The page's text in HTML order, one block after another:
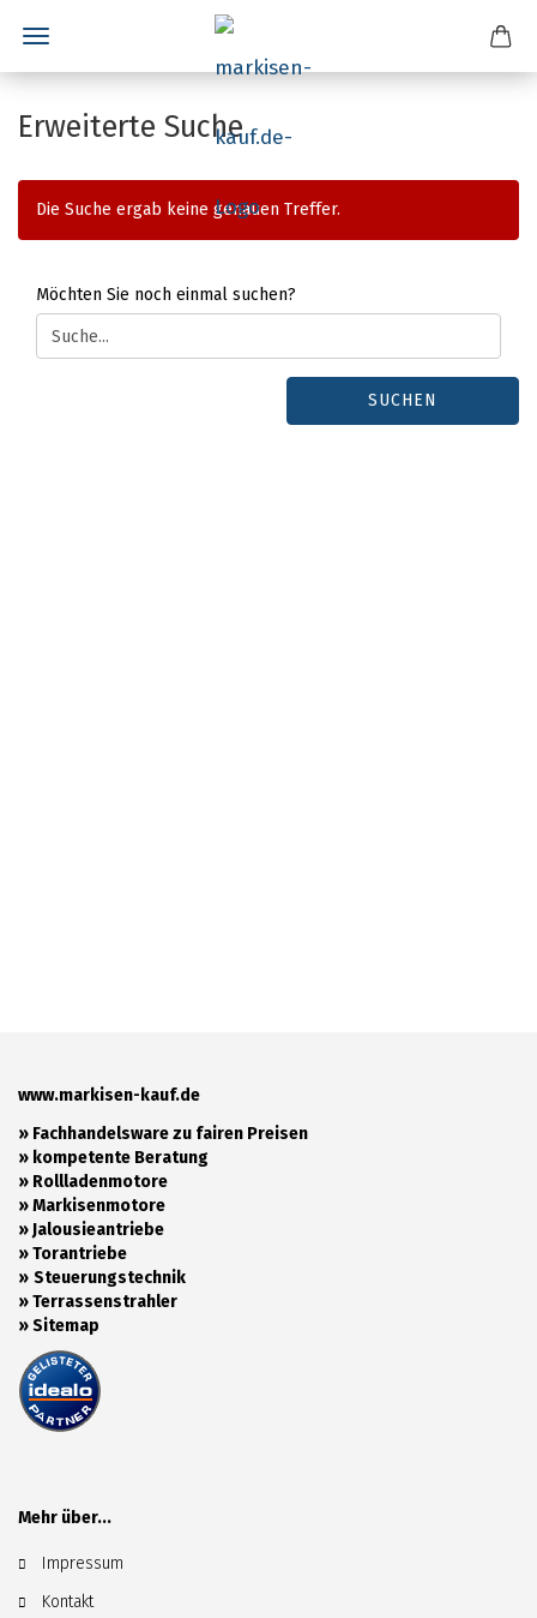
Erweiterte Suche
Die Suche ergab keine genauen Treffer.
MÖCHTEN
SIE
NOCH
EINMAL
Möchten Sie noch einmal suchen?
SUCHEN
www.markisen-kauf.de
» Fachhandelsware zu fairen Preisen
» kompetente Beratung
» Rollladenmotore
»Markisenmotore
»Jalousieantriebe
»Torantriebe
» Steuerungstechnik
»Terrassenstrahler
»Sitemap
Mehr über...
Impressum
Kontakt